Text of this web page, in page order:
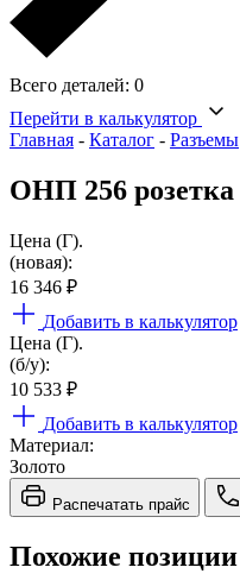
Всего деталей: 0
Перейти в калькулятор
Главная - Каталог - Разъемы
ОНП 256 розетка
Цена (Г).
(новая):
16 346 ₽
Добавить в калькулятор
Цена (Г).
(б/у):
10 533 ₽
Добавить в калькулятор
Материал:
Золото
Распечатать прайс
Похожие позиции